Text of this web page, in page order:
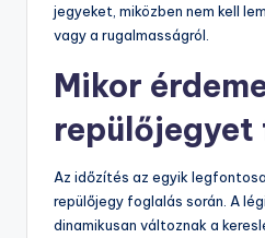
jegyeket, miközben nem kell
vagy a rugalmasságról.
Mikor
repülőjegyet
Az időzítés az egyik
repülőjegy foglalás során. A
dinamikusan változnak a